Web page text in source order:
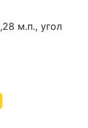
м.п., угол